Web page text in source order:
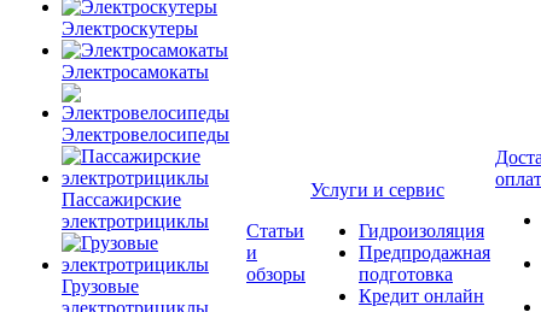
Электроскутеры
Электросамокаты
Электровелосипеды
Пассажирские
электротрициклы
Грузовые
электротрициклы
Статьи
и
обзоры
Услуги и сервис
Гидроизоляция
Предпродажная
подготовка
Кредит онлайн